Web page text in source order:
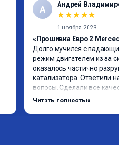
А Андрей
★★★★★
1 ноября 2023
«Прошивка Евро 2
Долго мучился с
режим двигателем из за
оказалось частично
катализатора. Ответили
вопрсы. Сделали все
несмотря на конец
Читать полностью